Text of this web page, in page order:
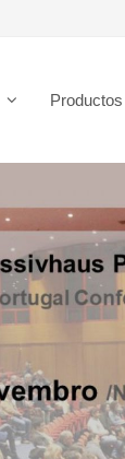
Productos